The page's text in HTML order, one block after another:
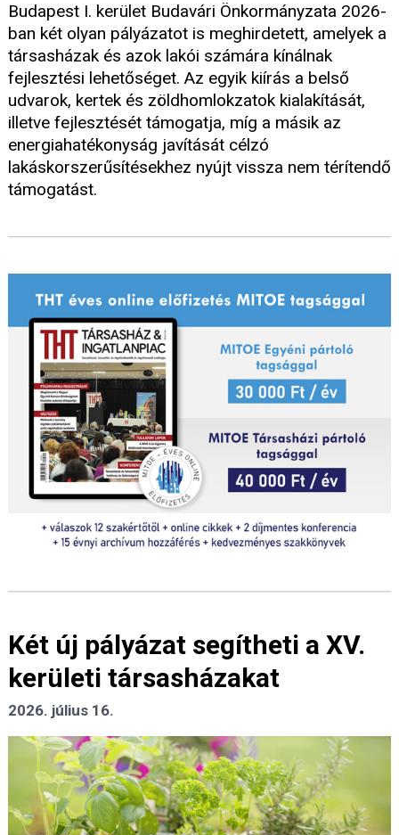
Budapest I. kerület Budavári Önkormányzata 2026-
ban két olyan pályázatot is meghirdetett, amelyek a
társasházak és azok lakói számára kínálnak
fejlesztési lehetőséget. Az egyik kiírás a belső
udvarok, kertek és zöldhomlokzatok kialakítását,
illetve fejlesztését támogatja, míg a másik az
energiahatékonyság javítását célzó
lakáskorszerűsítésekhez nyújt vissza nem térítendő
támogatást.
Két új pályázat segítheti a XV.
kerületi társasházakat
2026. július 16.